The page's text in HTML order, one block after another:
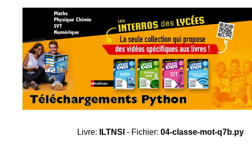
Livre: ILTNSI - Fichier: 04-classe-mot-q7b.py